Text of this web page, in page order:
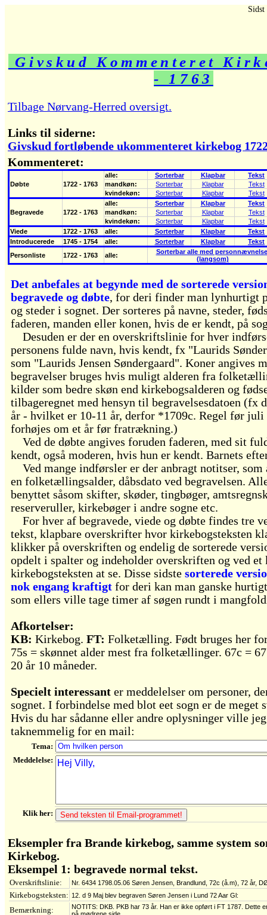
Sidst
Givskud Kommenteret
- 1763
Tilbage Nørvang-Herred oversigt.
Links til siderne:
Givskud fortløbende ukommenteret kirkebog
Kommenteret:
Døbte 1722 - 1763
alle: Sorterbar Klapbar
Tekst
mandkøn:
Sorterbar Klapbar
Tekst
kvindekøn:
Sorterbar Klapbar Tekst
Begravede 1722 - 1763
alle: Sorterbar Klapbar
Tekst
mandkøn:
Sorterbar Klapbar
Tekst
kvindekøn:
Sorterbar Klapbar
Tekst
Viede
1722 - 1763 alle: Sorterbar Klapbar
Tekst
Introducerede
1745 - 1754 alle: Sorterbar Klapbar
Tekst
Personliste
1722 - 1763 alle:
Sorterbar alle med
(langsom)
Det anbefales at begynde med de sorterede
begravede og døbte, for deri finder man lynhurtigt
og steder i sognet. Der sorteres på navne, steder,
faderen, manden eller konen, hvis de er kendt, på
Desuden er der en overskriftslinie for hver
personens fulde navn, hvis kendt, fx "Laurids
som "Laurids Jensen Søndergaard". Koner angives
begravelser bruges hvis muligt alderen fra
kilder som bedre skøn end kirkebogsalderen og
tilbageregnet med hensyn til begravelsesdatoen (fx
år - hvilket er 10-11 år, derfor *1709c. Regel før juli
forhøjes om et år før fratrækning.)
Ved de døbte angives foruden faderen, med sit
kendt, også moderen, hvis hun er kendt. Barnets
Ved mange indførsler er der anbragt notitser,
en folketællingsalder, dåbsdato ved begravelsen.
benyttet såsom skifter, skøder, tingbøger,
reserveruller, kirkebøger i andre sogne etc.
For hver af begravede, viede og døbte findes tre
tekst, klapbare overskrifter hvor kirkebogsteksten
klikker på overskriften og endelig de sorterede
opdelt i spalter og indeholder overskriften og ved
kirkebogsteksten at se. Disse sidste sorterede
nok engang kraftigt for deri kan man ganske
som ellers ville tage timer af søgen rundt i
Afkortelser:
KB: Kirkebog. FT: Folketælling. Født bruges her
75s = skønnet alder mest fra folketællinger. 67c =
20 år 10 måneder.
Specielt interessant er meddelelser om personer,
sognet. I forbindelse med blot eet sogn er de meget
Hvis du har sådanne eller andre oplysninger ville
taknemmelig for en mail:
Tema:
Meddelelse:
Klik her:
Eksempler fra Brande kirkebog, samme system
Kirkebog.
Eksempel 1: begravede normal tekst.
Overskriftslinie: Nr. 6434 1798.05.06 Søren Jensen, Brandlund, 72c (å.m), 72 år,
Kirkebogsteksten: 12. d 9 Maj blev begraven Søren Jensen i Lund 72 Aar Gl:
Bemærkning:
NOTITS: DKB. PKB har 73 år. Han er ikke opført i FT 1787. Dette